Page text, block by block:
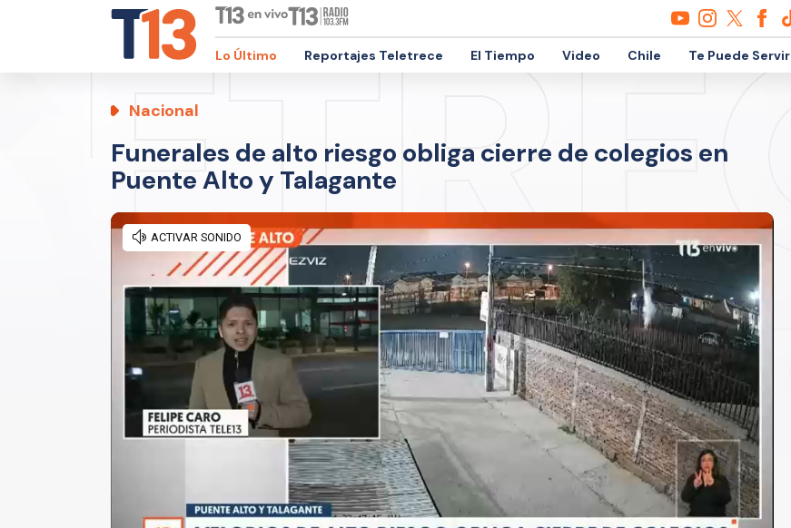
Lo Último Reportajes Teletrece El Tiempo Video Chile Te Puede Servir
Nacional
Funerales de alto riesgo obliga cierre de colegios en
Puente Alto y Talagante